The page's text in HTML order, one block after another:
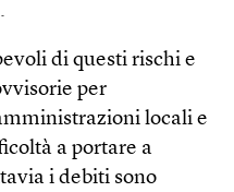
di questi rischi e
per
locali e
a portare a
i debiti sono